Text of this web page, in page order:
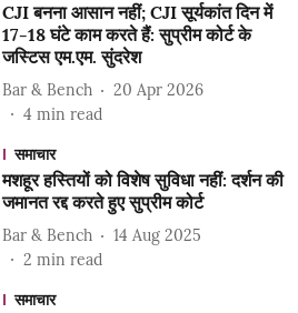
CJI बनना आसान नहीं; CJI सूर्यकांत दिन में
17-18 घंटे काम करते हैं: सुप्रीम कोर्ट के
जस्टिस एम.एम. सुंदरेश
Bar & Bench
20 Apr 2026
4 min read
समाचार
मशहूर हस्तियों को विशेष सुविधा नहीं: दर्शन की
जमानत रद्द करते हुए सुप्रीम कोर्ट
Bar & Bench
14 Aug 2025
2 min read
समाचार